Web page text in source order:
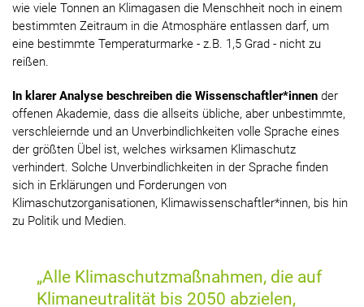
wie viele Tonnen an Klimagasen die Menschheit noch in einem
bestimmten Zeitraum in die Atmosphäre entlassen darf, um
eine bestimmte Temperaturmarke - z.B. 1,5 Grad - nicht zu
reißen.
In klarer Analyse beschreiben die Wissenschaftler*innen der
offenen Akademie, dass die allseits übliche, aber unbestimmte,
verschleiernde und an Unverbindlichkeiten volle Sprache eines
der größten Übel ist, welches wirksamen Klimaschutz
verhindert. Solche Unverbindlichkeiten in der Sprache finden
sich in Erklärungen und Forderungen von
Klimaschutzorganisationen, Klimawissenschaftler*innen, bis hin
zu Politik und Medien.
„Alle Klimaschutzmaßnahmen, die auf
Klimaneutralität bis 2050 abzielen,